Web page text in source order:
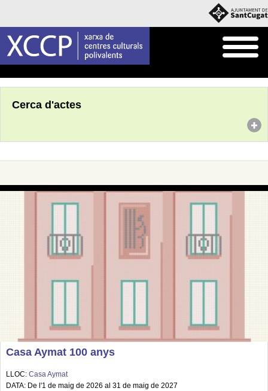
Cerca d'actes
Casa Aymat 100 anys
LLOC: Casa Aymat
DATA: De l'1 de maig de 2026 al 31 de maig de 2027